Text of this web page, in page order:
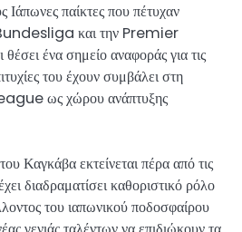
παίκτες που πέτυχαν
και την Premier
ένα σημείο αναφοράς για τις
του έχουν συμβάλει στη
ως χώρου ανάπτυξης
Καγκάβα εκτείνεται πέρα από τις
διαδραματίσει καθοριστικό ρόλο
του ιαπωνικού ποδοσφαίρου